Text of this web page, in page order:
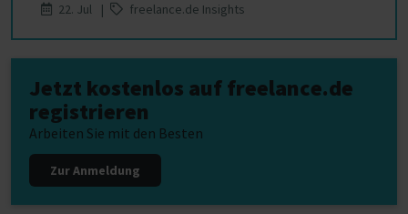
22. Jul |
freelance.de Insights
Jetzt kostenlos auf freelance.de
registrieren
Arbeiten Sie mit den Besten
Zur Anmeldung